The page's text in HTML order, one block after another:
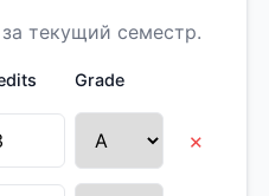
текущий семестр.
Grade
×